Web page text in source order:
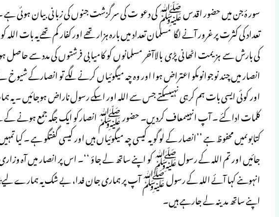
سور ۂ جن میں حضور اقدس ﷺ کی دعو ت کی سرگزشت جنوں کی زبانی بیان ہوئی ہے ۔
تعداد کی کثرت پر غرور آنے لگا مسلمان تعداد میں بارہ ہزار تھے اور کفار کم تھے یہ بات
کی بارش سے ہزیمت اٹھانی پڑی بالاآخر مسلمانوں کو کامیابی فرشتوں کی مدد سے
انصار میں چند نوجوانوںکو اعتراض ہوا اور وہ چہ میگوئیاں کرنے لگے تو انصارکے
اور کوئی ایسی بات ہم کرہی نہیںسکتے جس سے اللہ اور اسکے رسول ناراض ہوجائیں
کلمات ادا کئے ۔ آپ انہیںمعاف کردیں۔ حضور ﷺ انصارکو ایک جگہ جمع ہونے کے لئے
کتابوںمیں محفوظ ہے ’’انصار کے لوگو یہ کیسی چہ میگوئیاں ہیں اور کیسی گفتگو ہے ۔ کیا
جائیں اور تم اللہ کے رسول ﷺ کو اپنے ساتھ لے جاؤ ‘‘۔ اس پر انصار میں آہ
انہوںنے کہا آئے اللہ کے رسول ﷺ آپ پر ہماری جان فدا، بے شک یہ ہمارے
اپنے ساتھ مدینہ لے جارہے ہیں۔